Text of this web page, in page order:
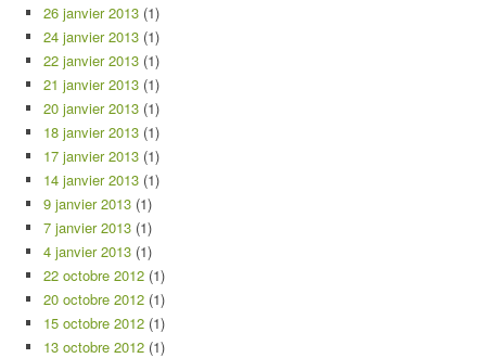
26 janvier 2013 (1)
24 janvier 2013 (1)
22 janvier 2013 (1)
21 janvier 2013 (1)
20 janvier 2013 (1)
18 janvier 2013 (1)
17 janvier 2013 (1)
14 janvier 2013 (1)
9 janvier 2013 (1)
7 janvier 2013 (1)
4 janvier 2013 (1)
22 octobre 2012 (1)
20 octobre 2012 (1)
15 octobre 2012 (1)
13 octobre 2012 (1)